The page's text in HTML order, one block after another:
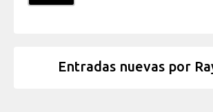
Entradas nuevas por